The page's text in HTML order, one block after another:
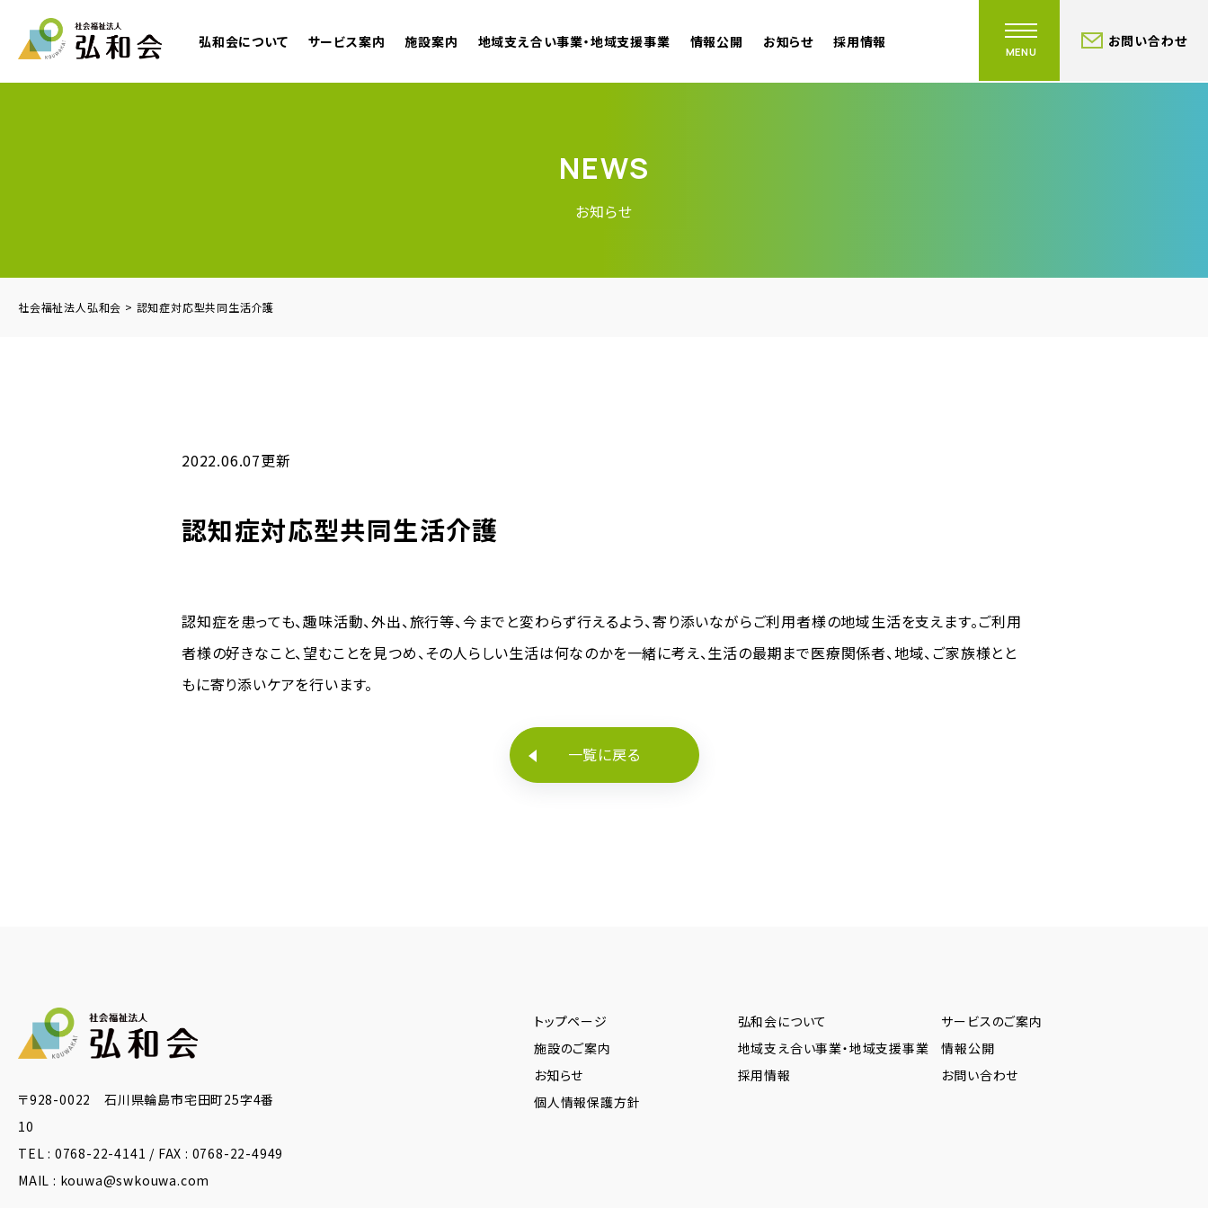
弘和会について サービス案内 施設案内 地域支え合い事業・地域支援事業 情報公開 お知らせ 採用情報
MENU
お問い合わせ
NEWS
お知らせ
社会福祉法人弘和会 > 認知症対応型共同生活介護
2022.06.07更新
認知症対応型共同生活介護
認知症を患っても、趣味活動、外出、旅行等、今までと変わらず行えるよう、寄り添いながらご利用者様の地域生活を支えます。ご利用
者様の好きなこと、望むことを見つめ、その人らしい生活は何なのかを一緒に考え、生活の最期まで医療関係者、地域、ご家族様とと
もに寄り添いケアを行います。
一覧に戻る
〒928-0022 石川県輪島市宅田町25字4番
10
TEL : 0768-22-4141 / FAX : 0768-22-4949
MAIL : kouwa@swkouwa.com
トップページ 弘和会について
サービスのご案内
施設のご案内
地域支え合い事業・地域支援事業
情報公開
お知らせ
採用情報
お問い合わせ
個人情報保護方針